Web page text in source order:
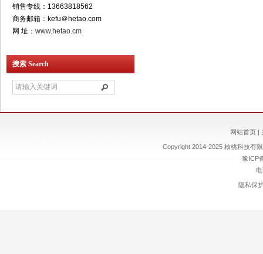
销售专线：13663818562
商务邮箱：kefu＠hetao.com
网 址： www.hetao.cm
搜索 Search
网站首页|
Copyright 2014-2025 核桃科技有
豫ICP
隐私保